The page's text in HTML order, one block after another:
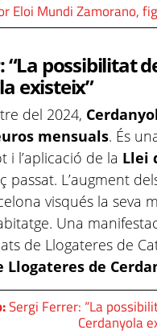
Eloi Mundi Zamorano,
“La possibilitat
existeix”
del 2024,
mensuals. És
i l’aplicació de la Llei
passat. L’augment
visqués la seva
Una
de Llogateres de
Llogateres de
Sergi Ferrer: “La
Cerdanyola